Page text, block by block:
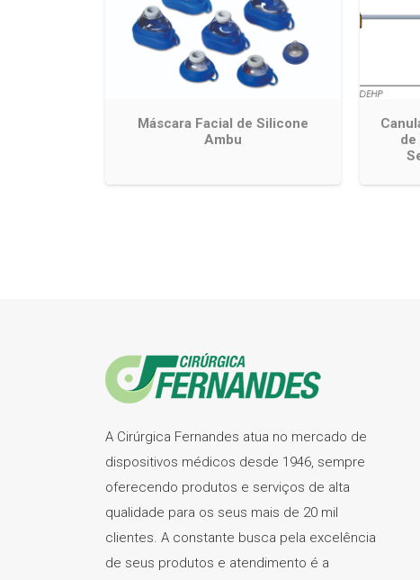
Máscara Facial de Silicone
Ambu
de
A Cirúrgica Fernandes atua no mercado de
dispositivos médicos desde 1946, sempre
oferecendo produtos e serviços de alta
qualidade para os seus mais de 20 mil
clientes. A constante busca pela excelência
de seus produtos e atendimento é a